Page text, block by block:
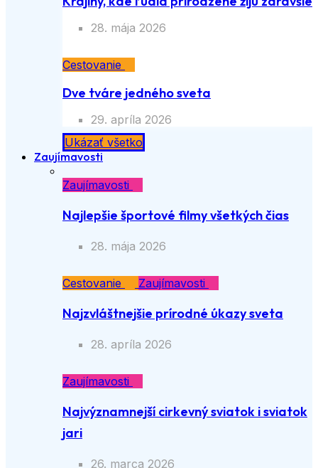
28. mája 2026
Cestovanie
Dve tváre jedného sveta
29. apríla 2026
Ukázať všetko
Zaujímavosti
Zaujímavosti
Najlepšie športové filmy všetkých čias
28. mája 2026
Cestovanie Zaujímavosti
Najzvláštnejšie prírodné úkazy sveta
28. apríla 2026
Zaujímavosti
Najvýznamnejší cirkevný sviatok i sviatok
jari
26. marca 2026